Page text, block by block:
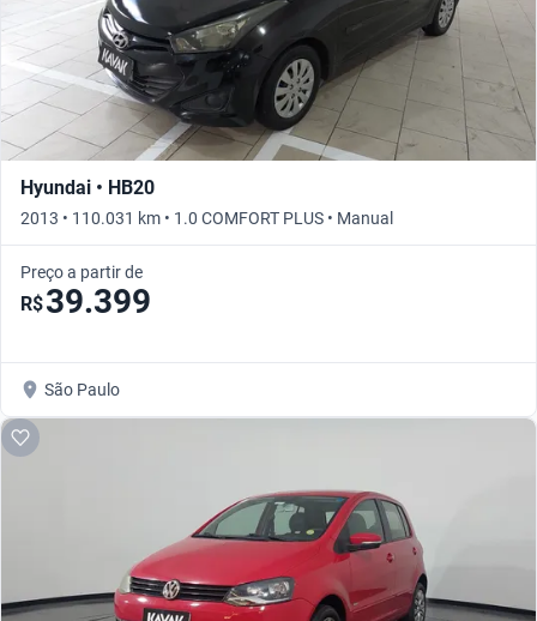
Hyundai • HB20
2013 • 110.031 km • 1.0 COMFORT PLUS • Manual
Preço a partir de
R$39.399
São Paulo